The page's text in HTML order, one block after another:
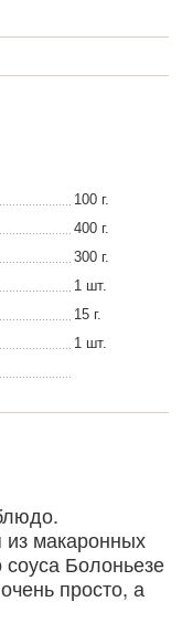
100 г.
400 г.
300 г.
1 шт.
15 г.
1 шт.
из макаронных
соуса Болоньезе
просто, а